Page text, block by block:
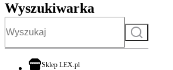
Wyszukiwarka
Szukaj
Sklep LEX.plotwiera się w nowej karcie